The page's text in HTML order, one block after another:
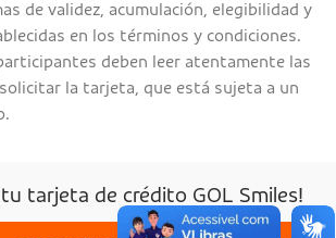
de validez, acumulación, elegibilidad y
en los términos y condiciones.
deben leer atentamente las
la tarjeta, que está sujeta a un
tu tarjeta de crédito GOL Smiles!